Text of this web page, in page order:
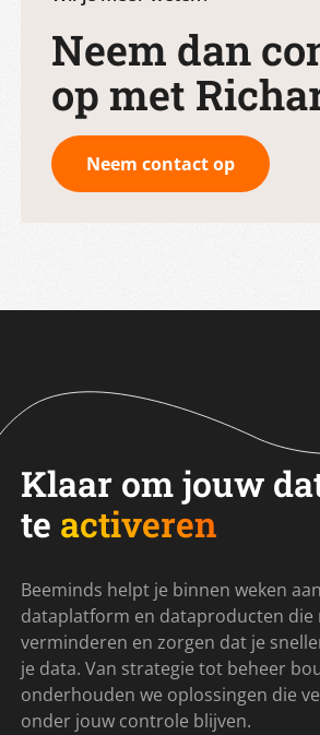
Neem dan
op met
Neem contact op
Klaar om jouw
te activeren
Beeminds helpt je binnen weken
dataplatform en dataproducten die
verminderen en zorgen dat je
je data. Van strategie tot beheer
onderhouden we oplossingen die
onder jouw controle blijven.